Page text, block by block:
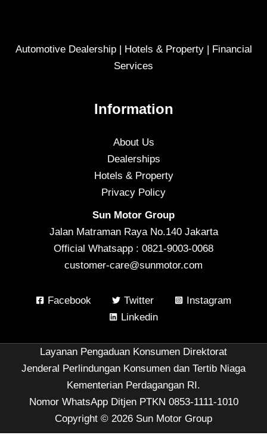
Automotive Dealership | Hotels & Property | Financial
Services
Information
About Us
Dealerships
Hotels & Property
Privacy Policy
Sun Motor Group
Jalan Matraman Raya No.140 Jakarta
Official Whatsapp : 0821-9003-0068
customer-care@sunmotor.com
Facebook Twitter
Instagram
Linkedin
Layanan Pengaduan Konsumen Direktorat
Jenderal Perlindungan Konsumen dan Tertib Niaga
Kementerian Perdagangan RI.
Nomor WhatsApp Ditjen PTKN 0853-1111-1010
Copyright © 2026 Sun Motor Group